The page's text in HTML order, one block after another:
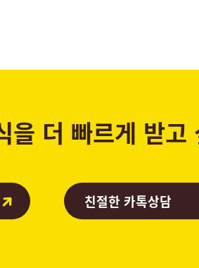
더 빠르게 받고
친절한 카톡상담